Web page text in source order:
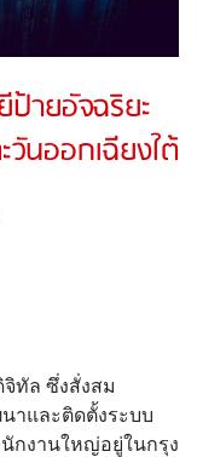
ป้ายอัจฉริยะ
นออกเฉียงใต้
ทัล ซึ่งสั่งสม
าและติดตั้งระบบ
กงานใหญ่อยู่ในกรุง